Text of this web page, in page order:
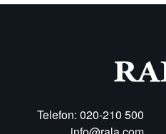
Telefon: 020-210 500